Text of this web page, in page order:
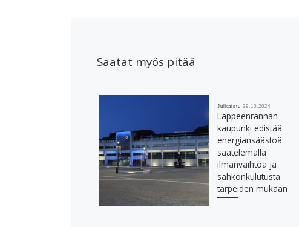
Saatat myös pitää
Julkaistu 29.10.2024
Lappeenrannan
kaupunki edistää
energiansäästöä
säätelemällä
ilmanvaihtoa ja
sähkönkulutusta
tarpeiden mukaan